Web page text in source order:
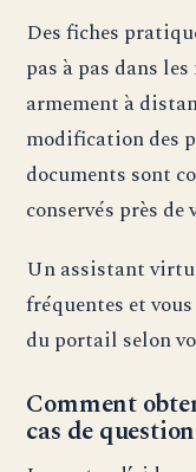
Des fiches
pas à pas dans
armement à
modification des
documents sont
conservés près
Un assistant
fréquentes et
du portail selon
Comment
cas de